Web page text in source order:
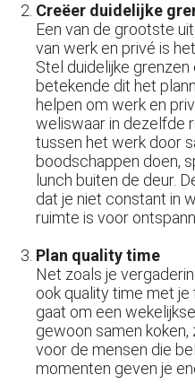
Creëer duidelijke
Een van de grootste
van werk en privé is
Stel duidelijke grenzen
betekende dit het
helpen om werk en
weliswaar in dezelfde
tussen het werk door
boodschappen doen,
lunch buiten de deur.
dat je niet constant in
ruimte is voor
Plan quality time
Net zoals je
ook quality time met je
gaat om een
gewoon samen
voor de mensen die
momenten geven je